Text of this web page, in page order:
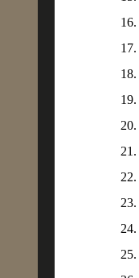
16.
17.
18.
19.
20.
21.
22.
23.
24.
25.